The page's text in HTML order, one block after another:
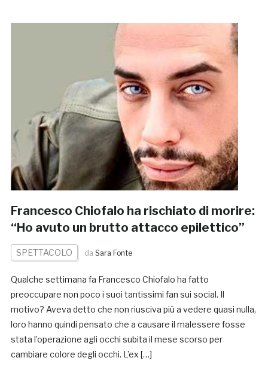
Francesco Chiofalo ha rischiato di morire:
“Ho avuto un brutto attacco epilettico”
SPETTACOLO da Sara Fonte
Qualche settimana fa Francesco Chiofalo ha fatto
preoccupare non poco i suoi tantissimi fan sui social. Il
motivo? Aveva detto che non riusciva più a vedere quasi nulla,
loro hanno quindi pensato che a causare il malessere fosse
stata l’operazione agli occhi subita il mese scorso per
cambiare colore degli occhi. L’ex […]